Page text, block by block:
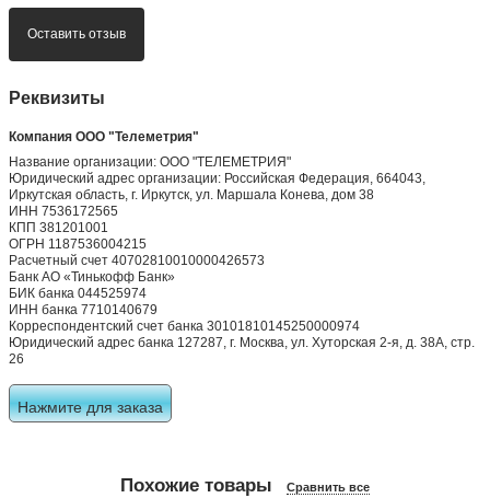
Оставить отзыв
Реквизиты
Компания ООО "Телеметрия"
Название организации: ООО "ТЕЛЕМЕТРИЯ"
Юридический адрес организации: Российская Федерация, 664043,
Иркутская область, г. Иркутск, ул. Маршала Конева, дом 38
ИНН 7536172565
КПП 381201001
ОГРН 1187536004215
Расчетный счет 40702810010000426573
Банк АО «Тинькофф Банк»
БИК банка 044525974
ИНН банка 7710140679
Корреспондентский счет банка 30101810145250000974
Юридический адрес банка 127287, г. Москва, ул. Хуторская 2-я, д. 38А, стр.
26
Нажмите для заказа
Похожие товары Сравнить все